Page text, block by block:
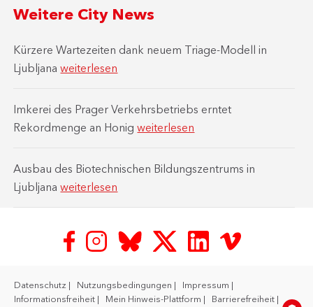
Weitere City News
Kürzere Wartezeiten dank neuem Triage-Modell in
Ljubljanaweiterlesen
Imkerei des Prager Verkehrsbetriebs erntet
Rekordmenge an Honigweiterlesen
Ausbau des Biotechnischen Bildungszentrums in
Ljubljanaweiterlesen
Datenschutz Nutzungsbedingungen
Impressum
Informationsfreiheit
Mein Hinweis-Plattform Barrierefreiheit